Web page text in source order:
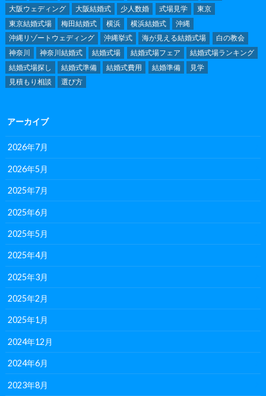
大阪ウェディング
大阪結婚式 少人数婚 式場見学
東京
東京結婚式場
梅田結婚式 横浜 横浜結婚式
沖縄
沖縄リゾートウェディング
沖縄挙式 海が見える結婚式場
白の教会
神奈川
神奈川結婚式 結婚式場 結婚式場フェア
結婚式場ランキング
結婚式場探し
結婚式準備 結婚式費用 結婚準備
見学
見積もり相談
選び方
アーカイブ
2026年7月
2026年5月
2025年7月
2025年6月
2025年5月
2025年4月
2025年3月
2025年2月
2025年1月
2024年12月
2024年6月
2023年8月